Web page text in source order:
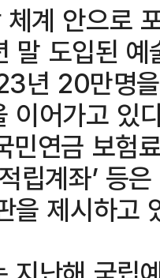
계 안으로
도입된 예
년 20만명
이어가고 있
민연금 보험
립계좌’ 등
을 제시하고